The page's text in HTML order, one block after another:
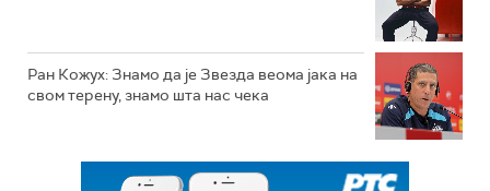
Ран Кожух: Знамо да је Звезда веома јака на
свом терену, знамо шта нас чека